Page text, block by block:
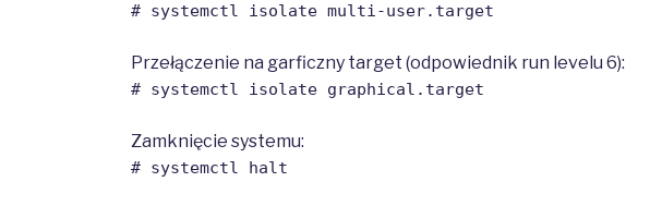
# systemctl isolate multi-user.target
Przełączenie na garficzny target (odpowiednik run levelu 6):
# systemctl isolate graphical.target
Zamknięcie systemu:
# systemctl halt